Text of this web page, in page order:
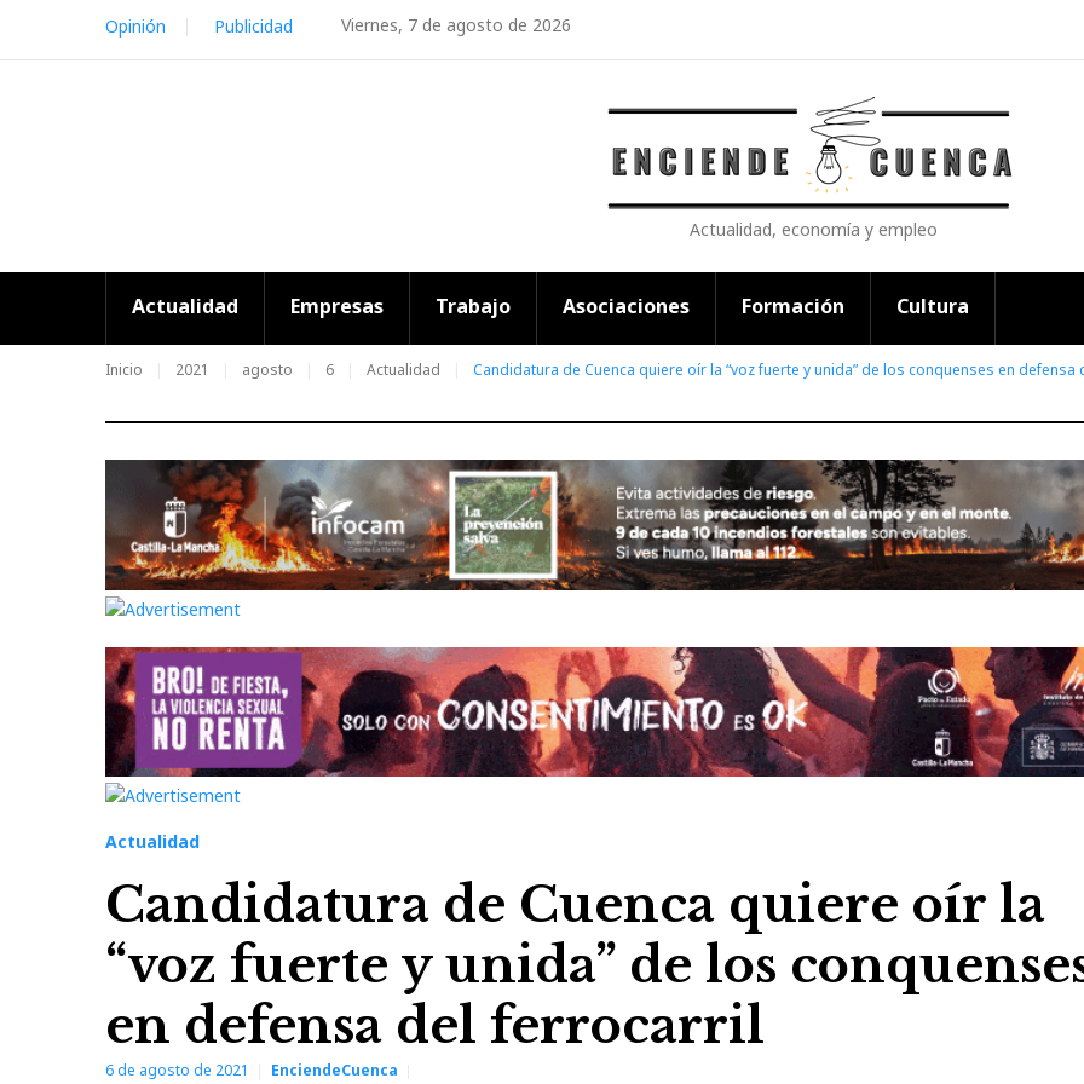
content
Viernes, 7 de agosto de 2026
Opinión Publicidad
Actualidad, economía y empleo
Actualidad Empresas Trabajo Asociaciones Formación Cultura
Inicio 2021 agosto 6 Actualidad Candidatura de Cuenca quiere oír la “voz fuerte y unida” de los conquenses en
Actualidad
Candidatura de Cuenca quiere oír la
“voz fuerte y unida” de los
en defensa del ferrocarril
6 de agosto de 2021 EnciendeCuenca